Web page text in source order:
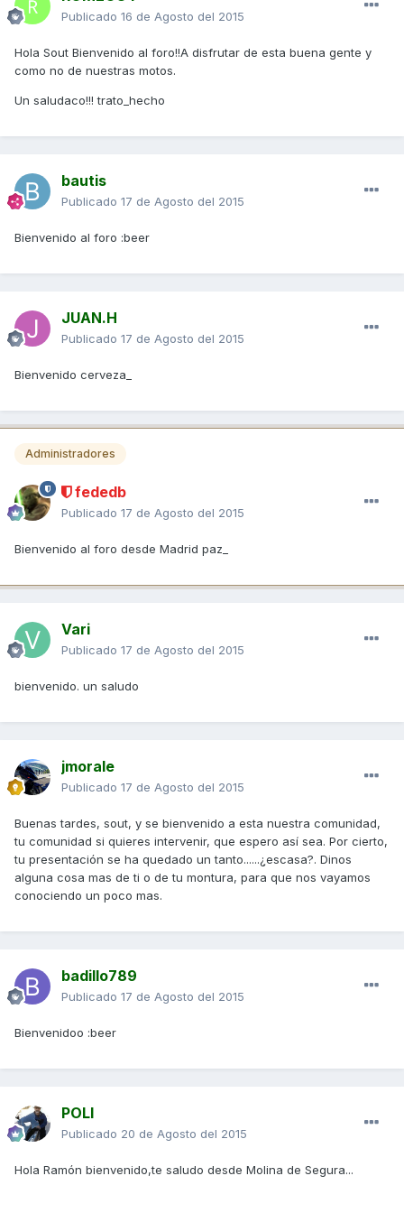
Publicado 16 de Agosto del 2015
Hola Sout Bienvenido al foro!!A disfrutar de esta buena gente y
como no de nuestras motos.
Un saludaco!!! trato_hecho
bautis
Publicado 17 de Agosto del 2015
Bienvenido al foro :beer
JUAN.H
Publicado 17 de Agosto del 2015
Bienvenido cerveza_
Administradores
fededb
Publicado 17 de Agosto del 2015
Bienvenido al foro desde Madrid paz_
Vari
Publicado 17 de Agosto del 2015
bienvenido. un saludo
jmorale
Publicado 17 de Agosto del 2015
Buenas tardes, sout, y se bienvenido a esta nuestra comunidad,
tu comunidad si quieres intervenir, que espero así sea. Por cierto,
tu presentación se ha quedado un tanto......¿escasa?. Dinos
alguna cosa mas de ti o de tu montura, para que nos vayamos
conociendo un poco mas.
badillo789
Publicado 17 de Agosto del 2015
Bienvenidoo :beer
POLI
Publicado 20 de Agosto del 2015
Hola Ramón bienvenido,te saludo desde Molina de Segura...